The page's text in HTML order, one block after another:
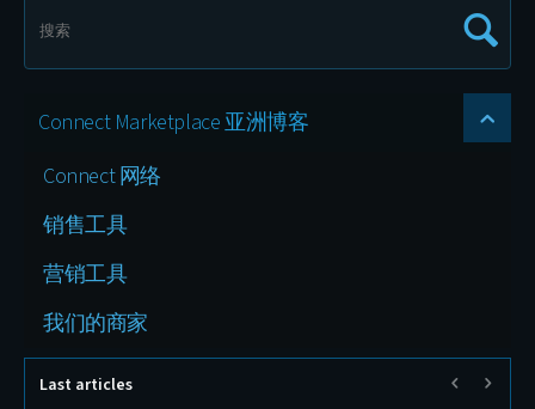
Connect Marketplace 亚洲博客
Connect 网络
销售工具
营销工具
我们的商家
Last articles